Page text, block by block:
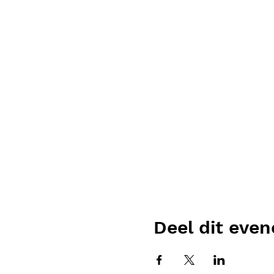
Deel dit